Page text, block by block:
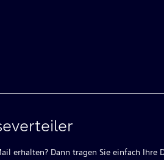
erhalten? Dann tragen Sie einfach Ihre